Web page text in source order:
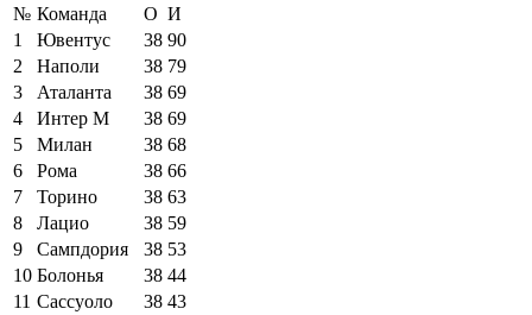
№ Команда О И
1
Ювентус 38 90
2
Наполи 38 79
3
Аталанта 38 69
4
Интер М 38 69
5
Милан 38 68
6
Рома 38 66
7
Торино 38 63
8
Лацио 38 59
9
Сампдория 38 53
10 Болонья 38 44
11 Сассуоло 38 43